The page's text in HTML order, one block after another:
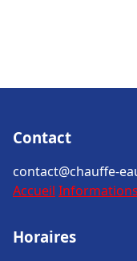
Contact
contact@chauffe-
Accueil Informations
Horaires